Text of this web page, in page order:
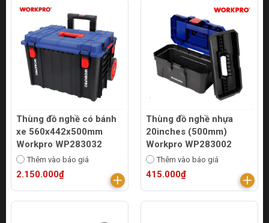
Thùng đồ nghề có bánh
xe 560x442x500mm
Workpro WP283032
Thêm vào báo giá
2.150.000₫
Thùng đồ nghề nhựa
20inches (500mm)
Workpro WP283002
Thêm vào báo giá
415.000₫